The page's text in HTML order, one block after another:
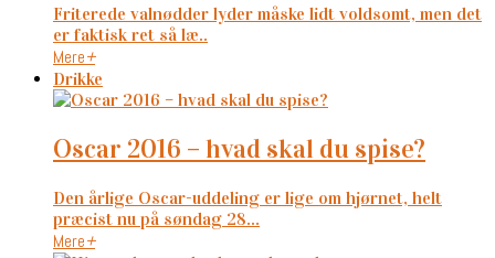
Friterede valnødder lyder måske lidt voldsomt, men det
er faktisk ret så læ..
Mere+
Drikke
oscar 2016 – hvad skal du spise?
Den årlige Oscar-uddeling er lige om hjørnet, helt
præcist nu på søndag 28...
Mere+